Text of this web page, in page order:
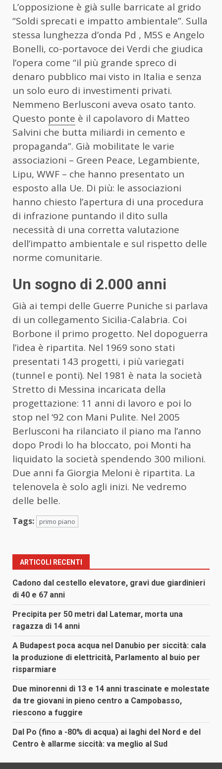
L’opposizione è già sulle barricate al grido
“Soldi sprecati e impatto ambientale”. Sulla
stessa lunghezza d’onda Pd , M5S e Angelo
Bonelli, co-portavoce dei Verdi che giudica
l’opera come “il più grande spreco di
denaro pubblico mai visto in Italia e senza
un solo euro di investimenti privati.
Nemmeno Berlusconi aveva osato tanto.
Questo ponte è il capolavoro di Matteo
Salvini che butta miliardi in cemento e
propaganda”. Già mobilitate le varie
associazioni – Green Peace, Legambiente,
Lipu, WWF – che hanno presentato un
esposto alla Ue. Di più: le associazioni
hanno chiesto l’apertura di una procedura
di infrazione puntando il dito sulla
necessità di una corretta valutazione
dell’impatto ambientale e sul rispetto delle
norme comunitarie.
Un sogno di 2.000 anni
Già ai tempi delle Guerre Puniche si parlava
di un collegamento Sicilia-Calabria. Coi
Borbone il primo progetto. Nel dopoguerra
l’idea è ripartita. Nel 1969 sono stati
presentati 143 progetti, i più variegati
(tunnel e ponti). Nel 1981 è nata la società
Stretto di Messina incaricata della
progettazione: 11 anni di lavoro e poi lo
stop nel ‘92 con Mani Pulite. Nel 2005
Berlusconi ha rilanciato il piano ma l’anno
dopo Prodi lo ha bloccato, poi Monti ha
liquidato la società spendendo 300 milioni.
Due anni fa Giorgia Meloni è ripartita. La
telenovela è solo agli inizi. Ne vedremo
delle belle.
Tags: primo piano
ARTICOLI RECENTI
Cadono dal cestello elevatore, gravi due giardinieri
di 40 e 67 anni
Precipita per 50 metri dal Latemar, morta una
ragazza di 14 anni
A Budapest poca acqua nel Danubio per siccità: cala
la produzione di elettricità, Parlamento al buio per
risparmiare
Due minorenni di 13 e 14 anni trascinate e molestate
da tre giovani in pieno centro a Campobasso,
riescono a fuggire
Dal Po (fino a -80% di acqua) ai laghi del Nord e del
Centro è allarme siccità: va meglio al Sud